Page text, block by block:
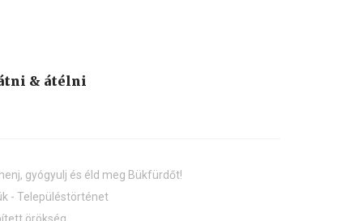
& átélni
gyógyulj és éld meg Bükfürdőt!
- Településtörténet